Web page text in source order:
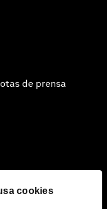
cookies
de prensa